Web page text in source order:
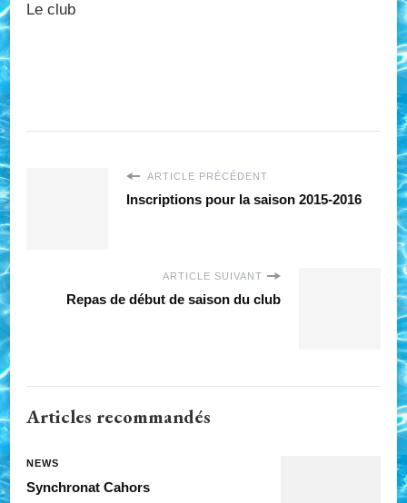
Le club
ARTICLE PRÉCÉDENT
Inscriptions pour la saison 2015-2016
ARTICLE SUIVANT
Repas de début de saison du club
Articles recommandés
NEWS
Synchronat Cahors